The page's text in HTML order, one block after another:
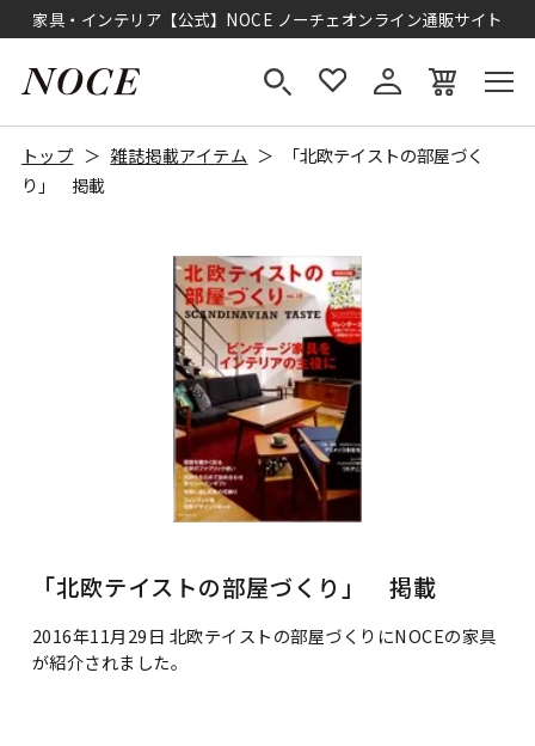
家具・インテリア【公式】NOCE ノーチェオンライン通販サイト
トップ 雑誌掲載アイテム
「北欧テイストの部屋づく
り」 掲載
「北欧テイストの部屋づくり」 掲載
2016年11月29日 北欧テイストの部屋づくりにNOCEの家具
が紹介されました。